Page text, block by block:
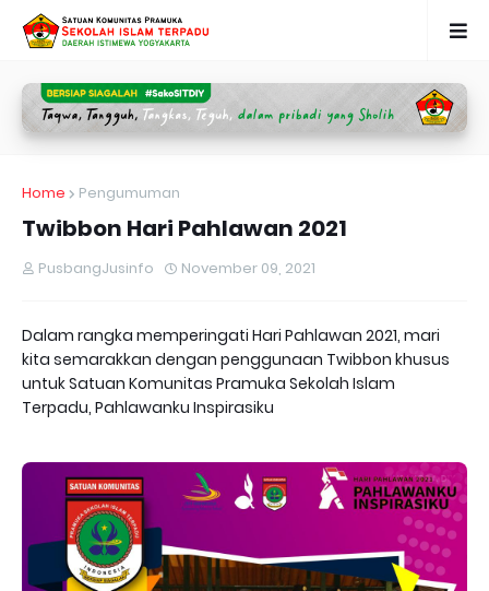
Home Pengumuman
Twibbon Hari Pahlawan 2021
PusbangJusinfo November 09, 2021
Dalam rangka memperingati Hari Pahlawan 2021, mari
kita semarakkan dengan penggunaan Twibbon khusus
untuk Satuan Komunitas Pramuka Sekolah Islam
Terpadu, Pahlawanku Inspirasiku